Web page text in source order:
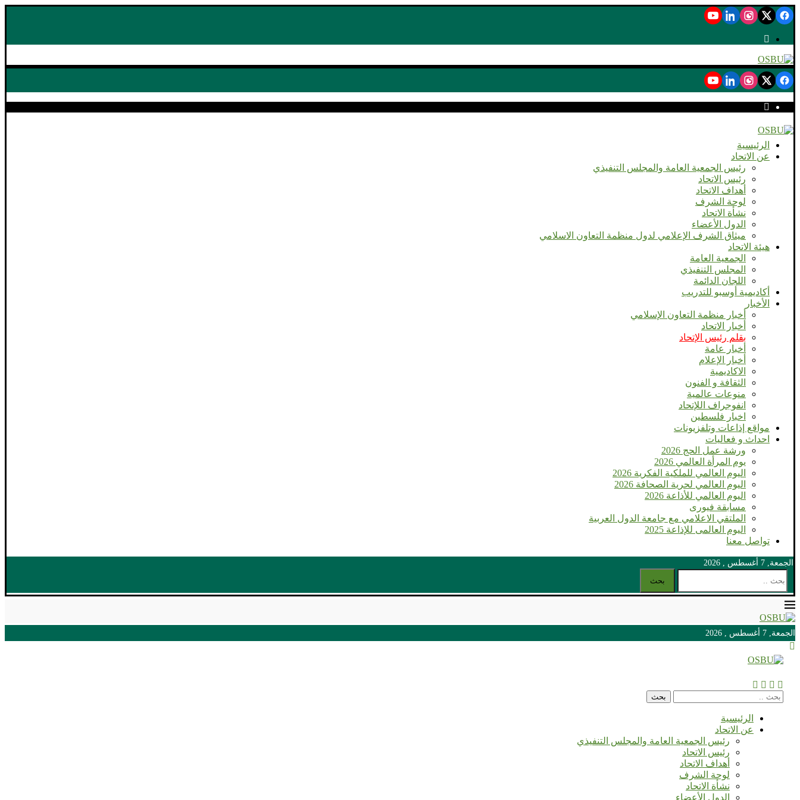
الرئيسية
عن الاتحاد
رئيس الجمعية العامة والمجلس التنفيذي
رئيس الاتحاد
أهداف الاتحاد
لوحة الشرف
نشأة الاتحاد
الدول الأعضاء
ميثاق الشرف الإعلامي لدول منظمة التعاون الاسلامي
هيئة الاتحاد
الجمعية العامة
المجلس التنفيذي
اللجان الدائمة
أكاديمية أوسبو للتدريب
الأخبار
أخبار منظمة التعاون الإسلامي
أخبار الاتحاد
بقلم رئيس الإتحاد
أخبار عامة
أخبار الإعلام
الاكاديمية
الثقافة و الفنون
منوعات عالمية
انفوجراف اللإتحاد
اخبار فلسطين
مواقع إذاعات وتلفزيونات
احداث و فعاليات
ورشة عمل الحج 2026
يوم المرأة العالمي 2026
اليوم العالمي للملكية الفكرية 2026
اليوم العالمي لحرية الصحافة 2026
اليوم العالمي للأذاعة 2026
مسابقة فيورى
الملتقي الاعلامي مع جامعة الدول العربية
اليوم العالمى للإذاعة 2025
تواصل معنا
الجمعة, 7 أغسطس , 2026
بحث
الجمعة, 7 أغسطس , 2026
بحث
الرئيسية
عن الاتحاد
رئيس الجمعية العامة والمجلس التنفيذي
رئيس الاتحاد
أهداف الاتحاد
لوحة الشرف
نشأة الاتحاد
الدول الأعضاء